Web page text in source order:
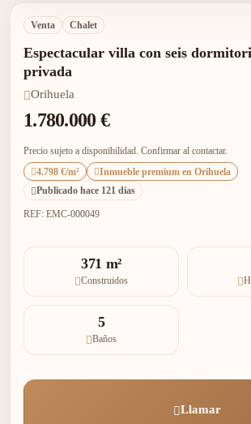
Venta Chalet
Espectacular villa con seis
privada
Orihuela
1.780.000 €
Precio sujeto a disponibilidad. Confirmar al contactar.
4.798 €/m²
Inmueble premium en Orihuela
Publicado hace 121 dias
REF: EMC-000049
371 m²
Construidos
5
Baños
Llamar